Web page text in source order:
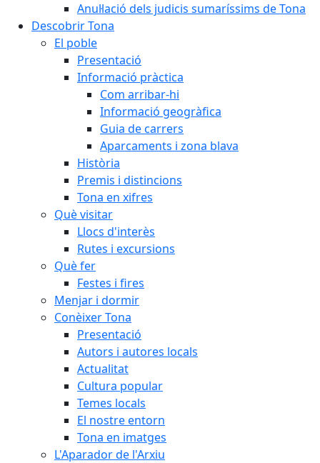
Anul·lació dels judicis sumaríssims de Tona
Descobrir Tona
El poble
Presentació
Informació pràctica
Com arribar-hi
Informació geogràfica
Guia de carrers
Aparcaments i zona blava
Història
Premis i distincions
Tona en xifres
Què visitar
Llocs d'interès
Rutes i excursions
Què fer
Festes i fires
Menjar i dormir
Conèixer Tona
Presentació
Autors i autores locals
Actualitat
Cultura popular
Temes locals
El nostre entorn
Tona en imatges
L'Aparador de l'Arxiu